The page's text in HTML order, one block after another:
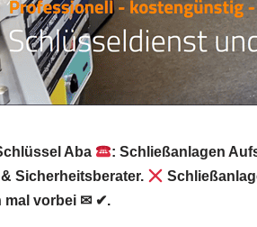
Aba
: Schließanlagen
Sicherheitsberater.
mal vorbei ✉ ✔.